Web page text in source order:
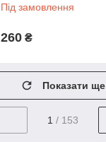
Під замовлення
260 ₴
Показати ще
1 / 153